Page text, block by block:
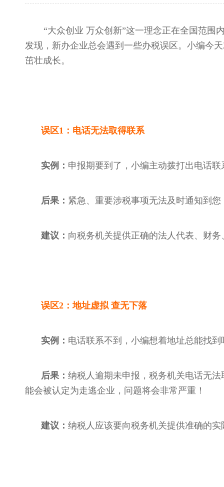
“大众创业 万众创新”这一理念正在全国范围
发现，新办企业总会遇到一些办税误区。小编今天
茁壮成长。
误区1：电话无法取得联系
实例： 申报期要到了，小编主动拨打出电话
后果： 紧急、重要涉税事项无法及时通知到
建议： 向税务机关提供正确的法人代表、财
误区2：地址虚拟 查无下落
实例： 电话联系不到，小编想着地址总能找
后果： 纳税人逾期未申报，税务机关电话无
能会被认定为走逃企业，问题将会非常严重！
建议： 纳税人应该要向税务机关提供准确的